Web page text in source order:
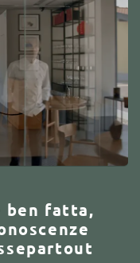
ben fatta,
di
più